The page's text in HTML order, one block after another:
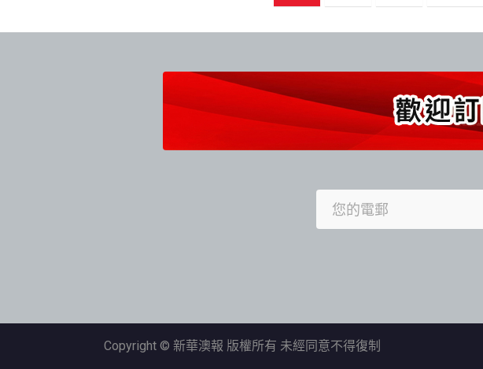
導
Copyright © 新華澳報 版權所有 未經同意不得復制